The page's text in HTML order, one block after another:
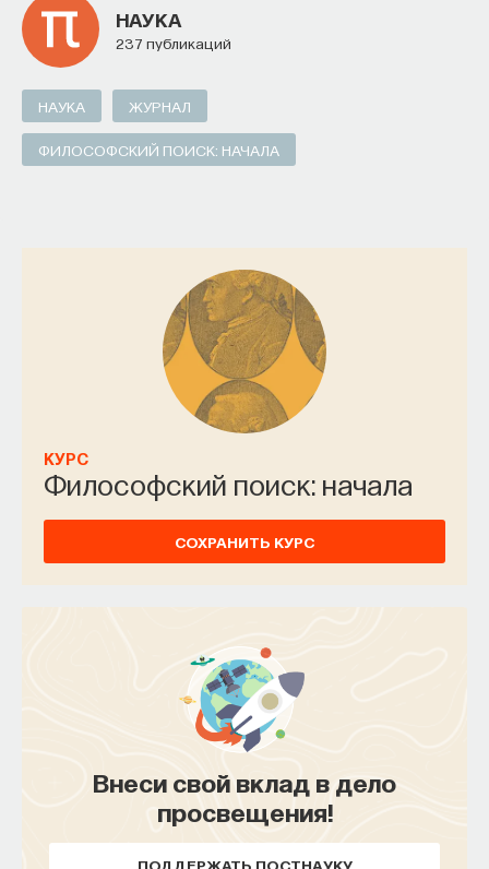
НАУКА
237 публикаций
НАУКА ЖУРНАЛ
ФИЛОСОФСКИЙ ПОИСК: НАЧАЛА
КУРС
Философский поиск: начала
СОХРАНИТЬ КУРС
Внеси свой вклад в дело
просвещения!
ПОДДЕРЖАТЬ ПОСТНАУКУ
ПОДДЕРЖАТЬ ПОСТНАУКУ